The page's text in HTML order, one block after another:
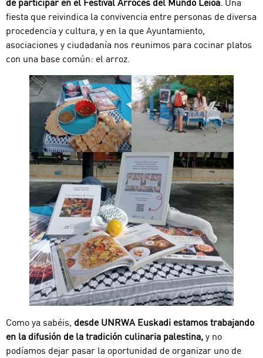
de participar en el Festival Arroces del Mundo Leioa. Una
fiesta que reivindica la convivencia entre personas de diversa
procedencia y cultura, y en la que Ayuntamiento,
asociaciones y ciudadanía nos reunimos para cocinar platos
con una base común: el arroz.
Como ya sabéis, desde UNRWA Euskadi estamos trabajando
en la difusión de la tradición culinaria palestina, y no
podíamos dejar pasar la oportunidad de organizar uno de